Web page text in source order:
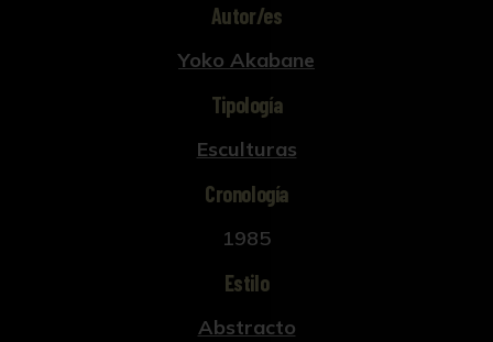
Autor/es
Yoko Akabane
Tipología
Esculturas
Cronología
1985
Estilo
Abstracto